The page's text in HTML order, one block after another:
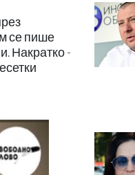
се пише
Накратко -